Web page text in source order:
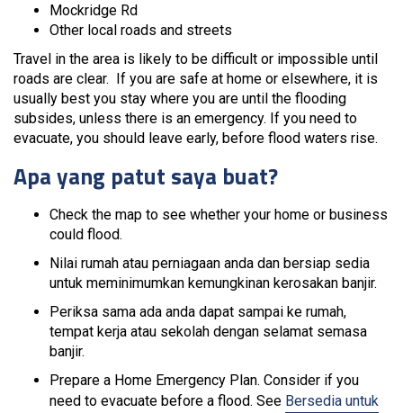
Mockridge Rd
Other local roads and streets
Travel in the area is likely to be difficult or impossible until
roads are clear. If you are safe at home or elsewhere, it is
usually best you stay where you are until the flooding
subsides, unless there is an emergency. If you need to
evacuate, you should leave early, before flood waters rise.
Apa yang patut saya buat?
Check the map to see whether your home or business
could flood.
Nilai rumah atau perniagaan anda dan bersiap sedia
untuk meminimumkan kemungkinan kerosakan banjir.
Periksa sama ada anda dapat sampai ke rumah,
tempat kerja atau sekolah dengan selamat semasa
banjir.
Prepare a Home Emergency Plan. Consider if you
need to evacuate before a flood. See Bersedia untuk